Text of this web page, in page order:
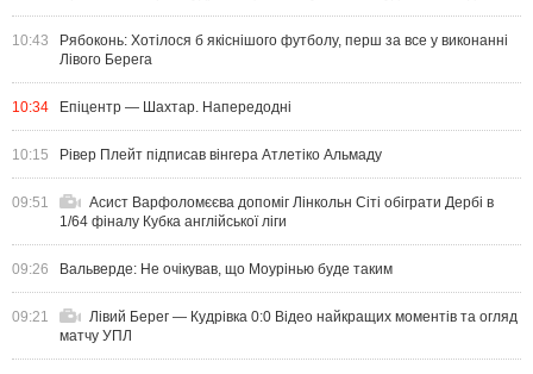
10:43
Рябоконь: Хотілося б якіснішого футболу, перш за все у виконанні
Лівого Берега
10:34 Епіцентр — Шахтар. Напередодні
10:15 Рівер Плейт підписав вінгера Атлетіко Альмаду
09:51
Асист Варфоломєєва допоміг Лінкольн Сіті обіграти Дербі в
1/64 фіналу Кубка англійської ліги
09:26 Вальверде: Не очікував, що Моурінью буде таким
09:21
Лівий Берег — Кудрівка 0:0 Відео найкращих моментів та огляд
матчу УПЛ